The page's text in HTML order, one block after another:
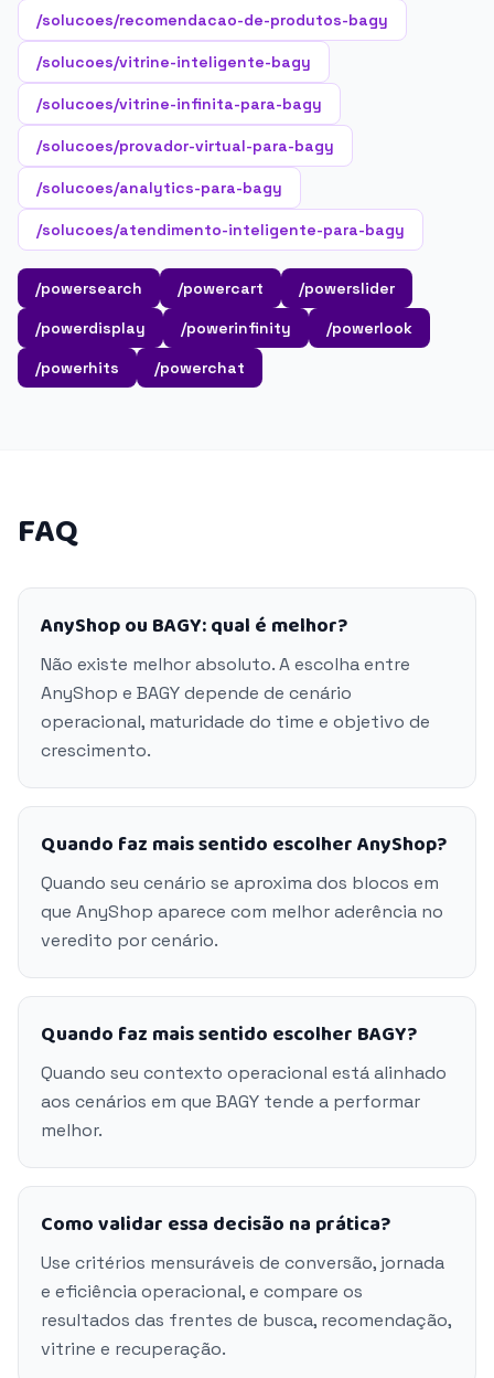
/solucoes/recomendacao-de-produtos-bagy
/solucoes/vitrine-inteligente-bagy
/solucoes/vitrine-infinita-para-bagy
/solucoes/provador-virtual-para-bagy
/solucoes/analytics-para-bagy
/solucoes/atendimento-inteligente-para-bagy
/powersearch /powercart
/powerslider
/powerdisplay
/powerinfinity
/powerlook
/powerhits
/powerchat
FAQ
AnyShop ou BAGY: qual é melhor?
Não existe melhor absoluto. A escolha entre
AnyShop e BAGY depende de cenário
operacional, maturidade do time e objetivo de
crescimento.
Quando faz mais sentido escolher AnyShop?
Quando seu cenário se aproxima dos blocos em
que AnyShop aparece com melhor aderência no
veredito por cenário.
Quando faz mais sentido escolher BAGY?
Quando seu contexto operacional está alinhado
aos cenários em que BAGY tende a performar
melhor.
Como validar essa decisão na prática?
Use critérios mensuráveis de conversão, jornada
e eficiência operacional, e compare os
resultados das frentes de busca, recomendação,
vitrine e recuperação.